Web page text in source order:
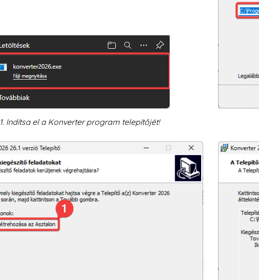
1. Indítsa el a Konverter program telepítőjét!